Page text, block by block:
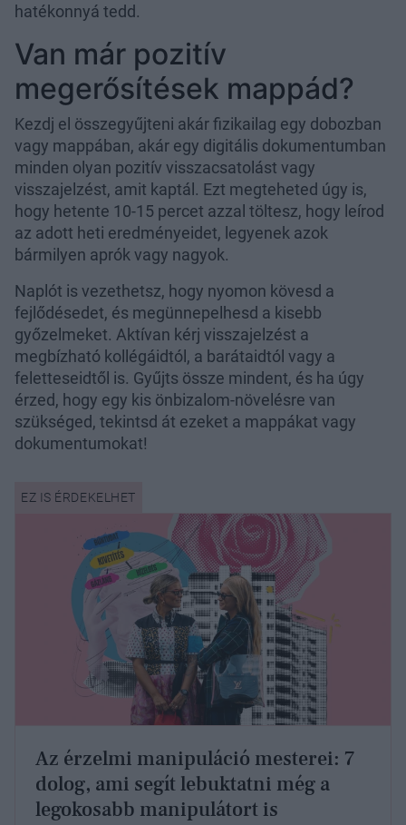
hatékonnyá tedd.
Van már pozitív
megerősítések mappád?
Kezdj el összegyűjteni akár fizikailag egy dobozban
vagy mappában, akár egy digitális dokumentumban
minden olyan pozitív visszacsatolást vagy
visszajelzést, amit kaptál. Ezt megteheted úgy is,
hogy hetente 10-15 percet azzal töltesz, hogy leírod
az adott heti eredményeidet, legyenek azok
bármilyen aprók vagy nagyok.
Naplót is vezethetsz, hogy nyomon kövesd a
fejlődésedet, és megünnepelhesd a kisebb
győzelmeket. Aktívan kérj visszajelzést a
megbízható kollégáidtól, a barátaidtól vagy a
feletteseidtől is. Gyűjts össze mindent, és ha úgy
érzed, hogy egy kis önbizalom-növelésre van
szükséged, tekintsd át ezeket a mappákat vagy
dokumentumokat!
Az érzelmi manipuláció mesterei: 7
dolog, ami segít lebuktatni még a
legokosabb manipulátort is